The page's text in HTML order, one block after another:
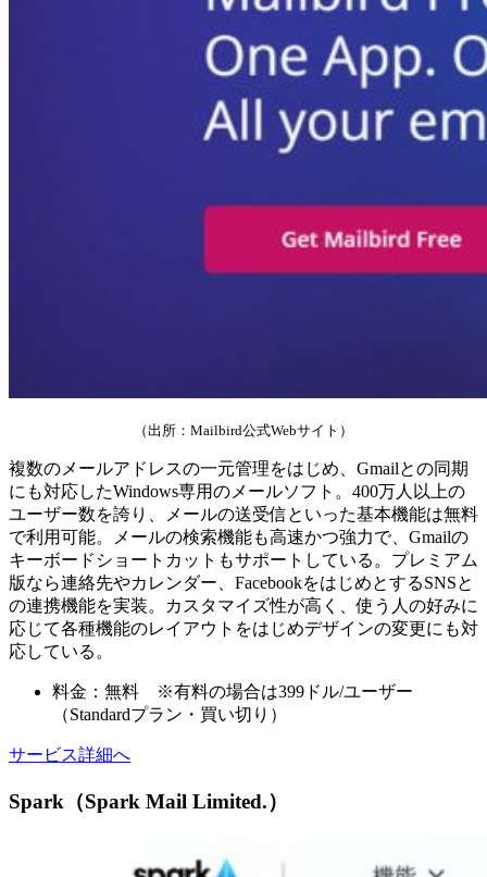
（出所：Mailbird公式Webサイト）
複数のメールアドレスの一元管理をはじめ、Gmailとの同期
にも対応したWindows専用のメールソフト。400万人以上の
ユーザー数を誇り、メールの送受信といった基本機能は無料
で利用可能。メールの検索機能も高速かつ強力で、Gmailの
キーボードショートカットもサポートしている。プレミアム
版なら連絡先やカレンダー、FacebookをはじめとするSNSと
の連携機能を実装。カスタマイズ性が高く、使う人の好みに
応じて各種機能のレイアウトをはじめデザインの変更にも対
応している。
料金：無料 ※有料の場合は399ドル/ユーザー
（Standardプラン・買い切り）
サービス詳細へ
Spark（Spark Mail Limited.）